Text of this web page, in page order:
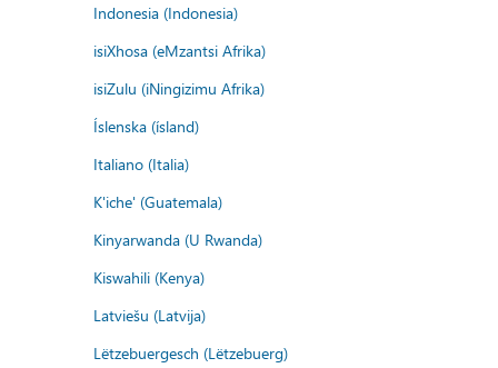
Indonesia (Indonesia)
isiXhosa (eMzantsi Afrika)
isiZulu (iNingizimu Afrika)
Íslenska (ísland)
Italiano (Italia)
K'iche' (Guatemala)
Kinyarwanda (U Rwanda)
Kiswahili (Kenya)
Latviešu (Latvija)
Lëtzebuergesch (Lëtzebuerg)